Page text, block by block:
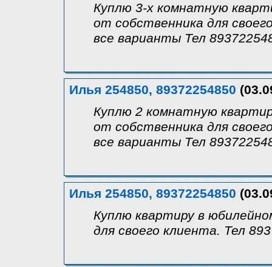
Куплю 3-х комнатную
от собственника для
все варианты Тел
Илья 254850, 89372254850
Куплю 2 комнатную
от собственника для
все варианты Тел
Илья 254850, 89372254850
Куплю квартиру в
для своего клиента. Тел